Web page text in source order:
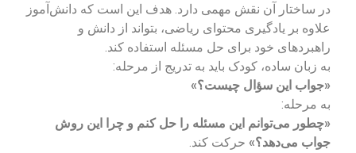
در ساختار آن نقش مهمی دارد. هدف این است که دانش‌آموز
علاوه بر یادگیری محتوای ریاضی، بتواند از دانش و
راهبردهای خود برای حل مسئله استفاده کند.
به زبان ساده، کودک باید به تدریج از مرحله:
«جواب این سؤال چیست؟»
به مرحله:
«چطور می‌توانم این مسئله را حل کنم و چرا این روش
جواب می‌دهد؟» حرکت کند.